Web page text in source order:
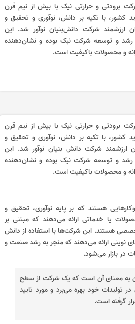
برودتی و حرارتی نیک با بیش از نیم قرن
کشور، با تکیه بر دانش، نوآوری و تحقیق و
ارزشمند شرکت دانش‌بنیان نوآور شد. این
رشد و توسعه شرکت نیک بوده و نشان‌دهنده
و محصولات باکیفیت است.
برودتی و حرارتی نیک با بیش از نیم قرن
کشور، با تکیه بر دانش، نوآوری و تحقیق و
شرکت دانش بنیان نوآور شد. این
رشد و توسعه شرکت نیک بوده و نشان‌دهنده
و محصولات باکیفیت است.
هستند که بر پایه نوآوری، تحقیق و
یا خدماتی ارائه می‌دهند که مبتنی بر
هستند. این شرکت‌ها با استفاده از دانش
نوینی ارائه می‌دهند که منجر به رشد صنعت و
در بازار می‌شود.
به معنای آن است که یک شرکت از سطح
در تولیدات خود بهره می‌برد و مورد تایید
گرفته است.